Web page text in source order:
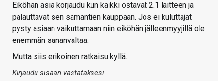
Eiköhän asia korjaudu kun kaikki ostavat 2.1 laitteen ja
palauttavat sen samantien kauppaan. Jos ei kuluttajat
pysty asiaan vaikuttamaan niin eiköhän jälleenmyyjillä ole
enemmän sananvaltaa.
Mutta siis erikoinen ratkaisu kyllä.
Kirjaudu sisään vastataksesi